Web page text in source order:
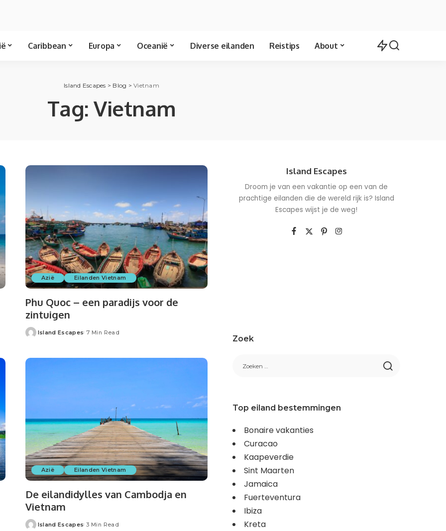
Caribbean Europa Oceanië Diverse eilanden Reistips About
Island Escapes > Blog >Vietnam
Tag: Vietnam
Azië Eilanden Vietnam
Phu Quoc – een paradijs voor de
zintuigen
Island Escapes 7 Min Read
Azië Eilanden Vietnam
De eilandidylles van Cambodja en
Vietnam
Island Escapes 3 Min Read
Island Escapes
Droom je van een vakantie op een van de
prachtige eilanden die de wereld rijk is? Island
Escapes wijst je de weg!
Zoek
Top eiland bestemmingen
Bonaire vakanties
Curacao
Kaapeverdie
Sint Maarten
Jamaica
Fuerteventura
Ibiza
Kreta